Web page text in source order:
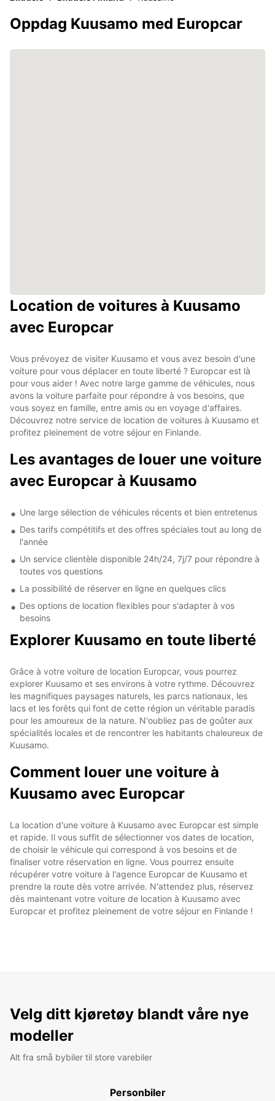
Oppdag Kuusamo med Europcar
Location de voitures à Kuusamo
avec Europcar
Vous prévoyez de visiter Kuusamo et vous avez besoin d'une
voiture pour vous déplacer en toute liberté ? Europcar est là
pour vous aider ! Avec notre large gamme de véhicules, nous
avons la voiture parfaite pour répondre à vos besoins, que
vous soyez en famille, entre amis ou en voyage d'affaires.
Découvrez notre service de location de voitures à Kuusamo et
profitez pleinement de votre séjour en Finlande.
Les avantages de louer une voiture
avec Europcar à Kuusamo
Une large sélection de véhicules récents et bien entretenus
Des tarifs compétitifs et des offres spéciales tout au long de
l'année
Un service clientèle disponible 24h/24, 7j/7 pour répondre à
toutes vos questions
La possibilité de réserver en ligne en quelques clics
Des options de location flexibles pour s'adapter à vos
besoins
Explorer Kuusamo en toute liberté
Grâce à votre voiture de location Europcar, vous pourrez
explorer Kuusamo et ses environs à votre rythme. Découvrez
les magnifiques paysages naturels, les parcs nationaux, les
lacs et les forêts qui font de cette région un véritable paradis
pour les amoureux de la nature. N'oubliez pas de goûter aux
spécialités locales et de rencontrer les habitants chaleureux de
Kuusamo.
Comment louer une voiture à
Kuusamo avec Europcar
La location d'une voiture à Kuusamo avec Europcar est simple
et rapide. Il vous suffit de sélectionner vos dates de location,
de choisir le véhicule qui correspond à vos besoins et de
finaliser votre réservation en ligne. Vous pourrez ensuite
récupérer votre voiture à l'agence Europcar de Kuusamo et
prendre la route dès votre arrivée. N'attendez plus, réservez
dès maintenant votre voiture de location à Kuusamo avec
Europcar et profitez pleinement de votre séjour en Finlande !
Velg ditt kjøretøy blandt våre nye
modeller
Alt fra små bybiler til store varebiler
Personbiler